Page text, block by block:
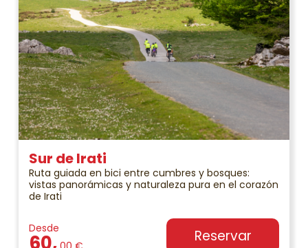
Sur de Irati
Ruta guiada en bici entre cumbres y bosques:
vistas panorámicas y naturaleza pura en el corazón
de Irati
Desde Reservar